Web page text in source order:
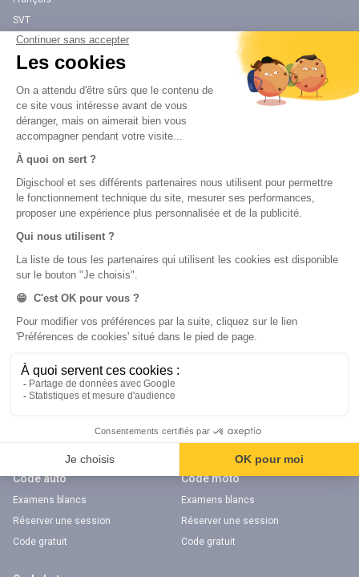
SVT
Physique-Chimie
Brevet des collèges
Nos applications
Application Android Éducation
Application iOS Éducation
Chaîne Youtube Collège
Chaîne Youtube Lycée
digiSchool Orientation
Orientation
Métiers
Notre chaîne Youtube
Code auto
Examens blancs
Réserver une session
Code gratuit
Code moto
Examens blancs
Réserver une session
Code gratuit